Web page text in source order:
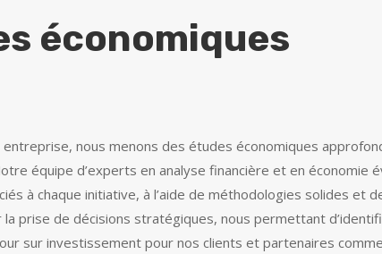
économiques
nous menons des études économiques
équipe d’experts en analyse financière et en économie
à chaque initiative, à l’aide de méthodologies solides et
la prise de décisions stratégiques, nous permettant
sur investissement pour nos clients et partenaires